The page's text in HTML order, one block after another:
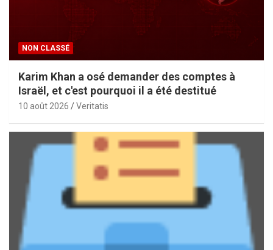
NON CLASSÉ
Karim Khan a osé demander des comptes à
Israël, et c'est pourquoi il a été destitué
10 août 2026 Veritatis